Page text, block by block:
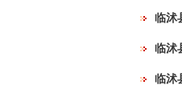
临沭
临沭
临沭